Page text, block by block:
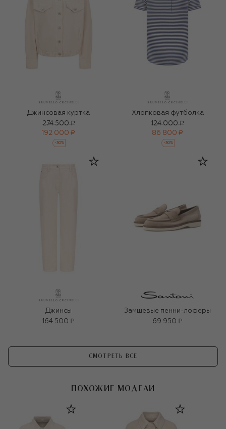
Джинсовая куртка
274 500 ₽
192 000 ₽
-30%
Хлопковая футболка
124 000 ₽
86 800 ₽
-30%
Джинсы
164 500 ₽
Замшевые пенни-лоферы
69 950 ₽
СМОТРЕТЬ ВСЕ
ПОХОЖИЕ МОДЕЛИ